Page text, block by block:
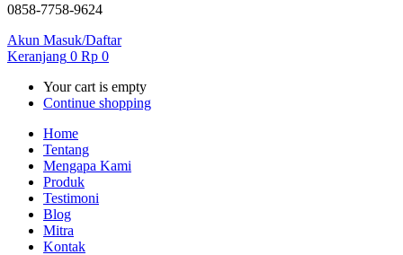
0858-7758-9624
Akun Masuk/Daftar
Keranjang 0 Rp 0
Your cart is empty
Continue shopping
Home
Tentang
Mengapa Kami
Produk
Testimoni
Blog
Mitra
Kontak